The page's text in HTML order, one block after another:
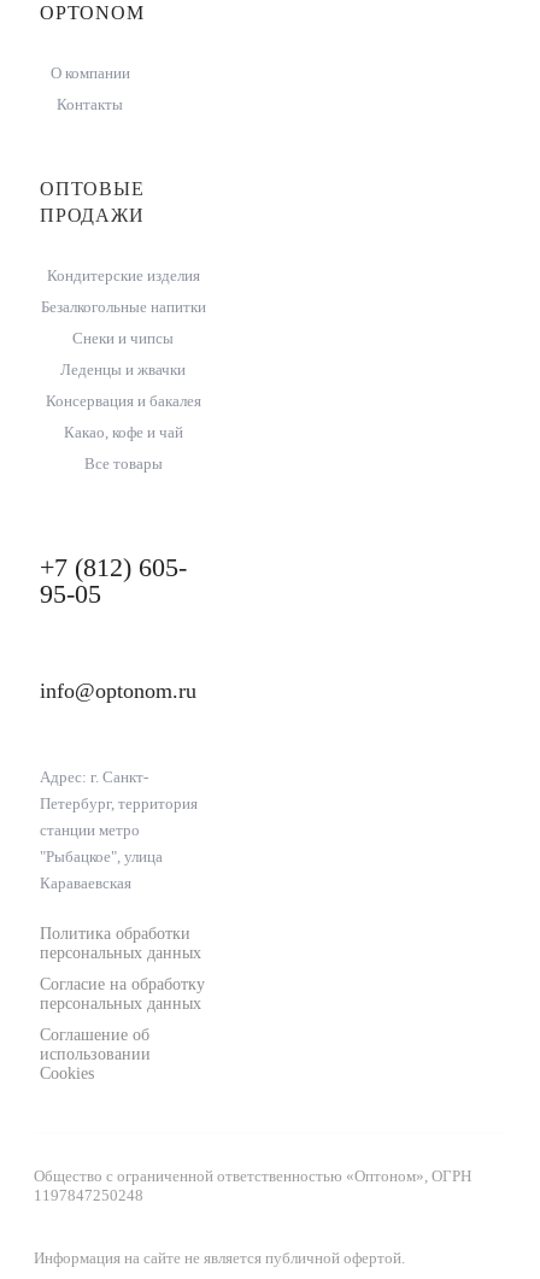
OPTONOM
О компании
Контакты
ОПТОВЫЕ
ПРОДАЖИ
Кондитерские изделия
Безалкогольные напитки
Снеки и чипсы
Леденцы и жвачки
Консервация и бакалея
Какао, кофе и чай
Все товары
+7 (812) 605-
95-05
info@optonom.ru
Адрес: г. Санкт-
Петербург, территория
станции метро
"Рыбацкое", улица
Караваевская
Политика обработки
персональных данных
Согласие на обработку
персональных данных
Соглашение об
использовании
Cookies
Общество с ограниченной ответственностью «Оптоном», ОГРН
1197847250248
Информация на сайте не является публичной офертой.